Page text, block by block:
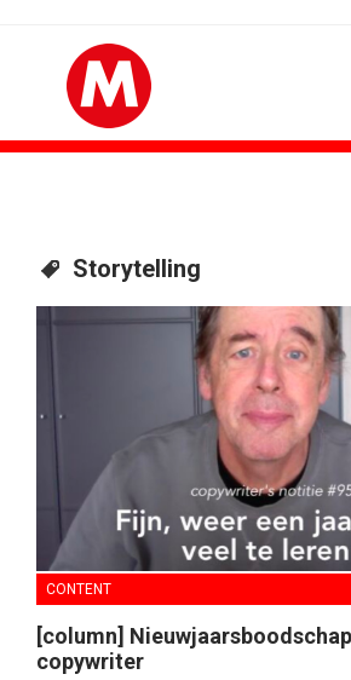
Storytelling
CONTENT
[column]
copywriter